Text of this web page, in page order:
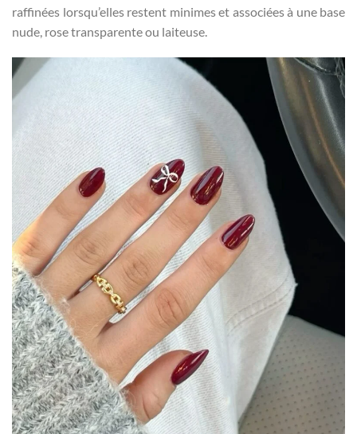
raffinées lorsqu’elles restent minimes et associées à une base
nude, rose transparente ou laiteuse.